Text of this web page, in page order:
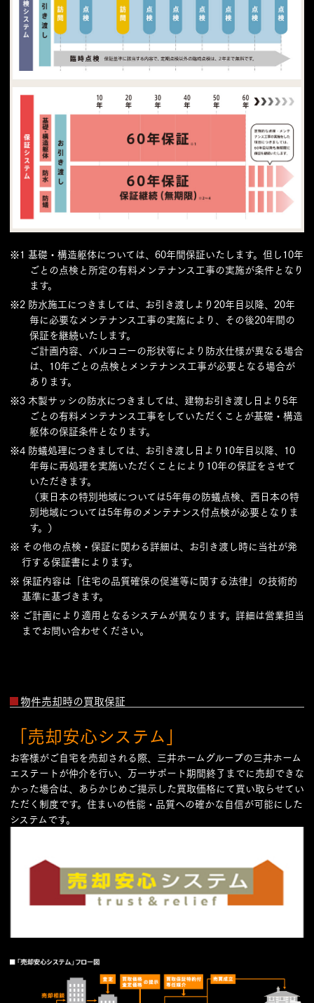
※1 基礎・構造躯体については、60年間保証いたします。但し10年
ごとの点検と所定の有料メンテナンス工事の実施が条件となり
ます。
※2 防水施工につきましては、お引き渡しより20年目以降、20年
毎に必要なメンテナンス工事の実施により、その後20年間の
保証を継続いたします。
ご計画内容、バルコニーの形状等により防水仕様が異なる場合
は、10年ごとの点検とメンテナンス工事が必要となる場合が
あります。
※3 木製サッシの防水につきましては、建物お引き渡し日より5年
ごとの有料メンテナンス工事をしていただくことが基礎・構造
躯体の保証条件となります。
※4 防蟻処理につきましては、お引き渡し日より10年目以降、10
年毎に再処理を実施いただくことにより10年の保証をさせて
いただきます。
（東日本の特別地域については5年毎の防蟻点検、西日本の特
別地域については5年毎のメンテナンス付点検が必要となりま
す。）
※ その他の点検・保証に関わる詳細は、お引き渡し時に当社が発
行する保証書によります。
※ 保証内容は「住宅の品質確保の促進等に関する法律」の技術的
基準に基づきます。
※ ご計画により適用となるシステムが異なります。詳細は営業担当
までお問い合わせください。
物件売却時の買取保証
「売却安心システム」
お客様がご自宅を売却される際、三井ホームグループの三井ホーム
エステートが仲介を行い、万一サポート期間終了までに売却できな
かった場合は、あらかじめご提示した買取価格にて買い取らせてい
ただく制度です。住まいの性能・品質への確かな自信が可能にした
システムです。